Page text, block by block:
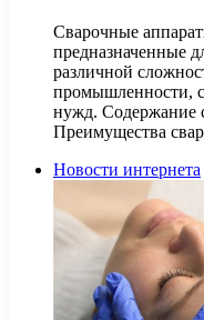
Сварочные
предназначенные
различной
промышленности,
нужд. Содержание
Преимущества
Новости интернета